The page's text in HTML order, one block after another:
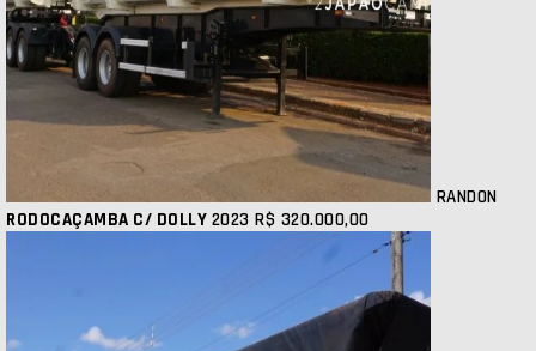
RANDON
RODOCAÇAMBA C/ DOLLY 2023 R$ 320.000,00